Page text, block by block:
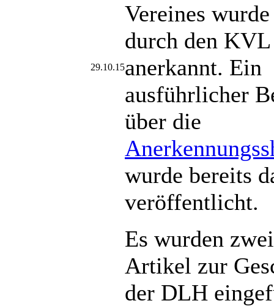
29.10.15
Vereines
durch den KVL
anerkannt. Ein
ausführlicher
über die
wurde bereits
veröffentlicht.
Es wurden
Artikel zur
der DLH